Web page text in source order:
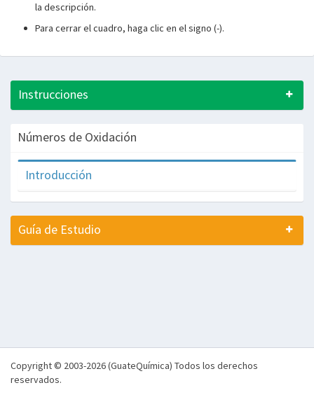
la descripción.
Para cerrar el cuadro, haga clic en el signo (-).
Instrucciones
Números de Oxidación
Introducción
Guía de Estudio
Copyright © 2003-2026 (GuateQuímica) Todos los derechos
reservados.